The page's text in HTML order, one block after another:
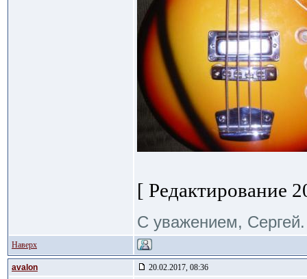
[ Редактирование
С уважением, Сергей.
Наверх
avalon 20.02.2017, 08:36